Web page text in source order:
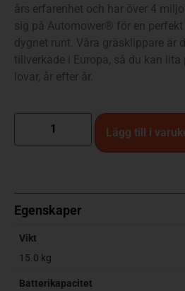
års erfarenhet och har över 4
sig på Automower® för en
dygnet runt. Våra gräsklippare är
tillverkade i Europa, så du kan
lovar, år efter år.
Lägg till i
Egenskaper
Vikt
15.0 kg
Batterikapacitet